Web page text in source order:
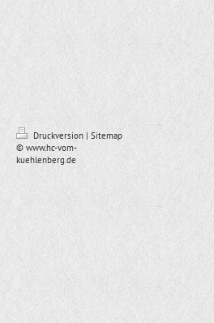
Druckversion | Sitemap
© www.hc-vom-
kuehlenberg.de